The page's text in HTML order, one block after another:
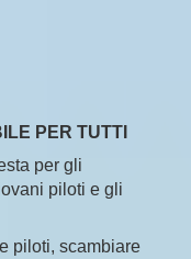
PER TUTTI
per gli
piloti e gli
piloti, scambiare